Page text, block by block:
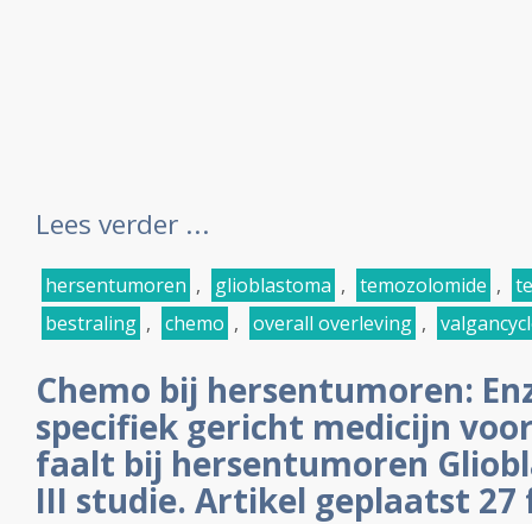
Lees verder ...
hersentumoren , glioblastoma , temozolomide ,
bestraling , chemo , overall overleving ,
Chemo bij hersentumoren:
specifiek gericht medicijn
faalt bij hersentumoren
III studie. Artikel geplaatst 27